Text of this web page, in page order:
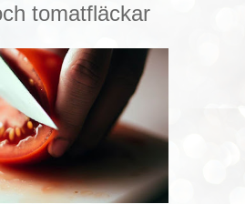
tomatfläckar